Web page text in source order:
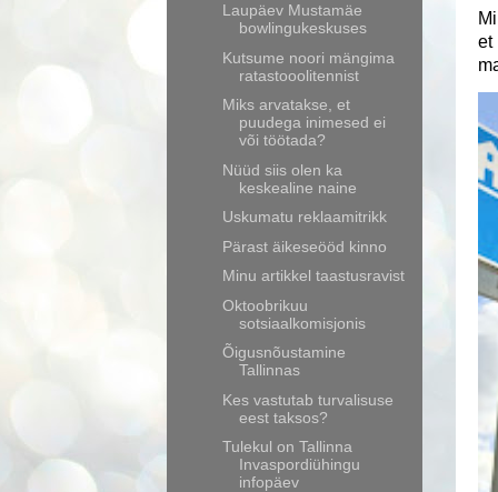
et
Laupäev Mustamäe
bowlingukeskuses
Kutsume noori mängima
ratastooolitennist
Miks arvatakse, et
puudega inimesed ei
või töötada?
Nüüd siis olen ka
keskealine naine
Uskumatu reklaamitrikk
Pärast äikeseööd kinno
Minu artikkel taastusravist
Oktoobrikuu
sotsiaalkomisjonis
Õigusnõustamine
Tallinnas
Kes vastutab turvalisuse
eest taksos?
Tulekul on Tallinna
Invaspordiühingu
infopäev